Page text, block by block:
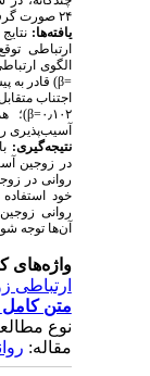
۲۴ صورت گرفت.
یافته‌ها:نتایج
ارتباطی توقع/
الگوی ارتباطی
β) قادر به
اجتناب
۰٫۱۰۲= β
آسیب‌پذیری
نتیجه‌گیری:
در زوجین
روانی در
خود
روانی
آن‌ها توجه شود.
واژه‌های
ارتباطی
متن کامل[PDF 505 kb]
نوع
مقاله: